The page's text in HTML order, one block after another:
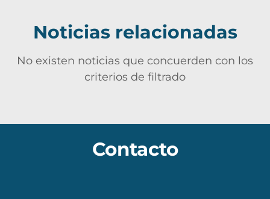
Noticias relacionadas
No existen noticias que concuerden con los
criterios de filtrado
Contacto